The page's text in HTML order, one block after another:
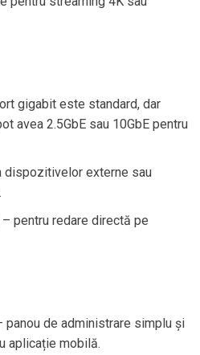
gigabit este standard, dar
avea 2.5GbE sau 10GbE pentru
dispozitivelor externe sau
pentru redare directă pe
panou de administrare simplu și
aplicație mobilă.